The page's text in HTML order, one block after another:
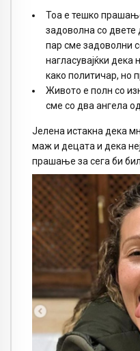
Тоа е тешко
задоволна со двете
пар сме задоволни
нагласувајќки
како политичар, но
Живото е полн со
сме со два ангела
Јелена истакна дека
маж и децата и дека
прашање за сега би бил